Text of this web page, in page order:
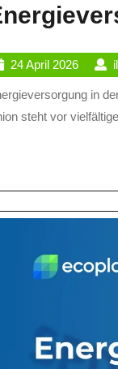
24 April 202624
April
2026
steht vor